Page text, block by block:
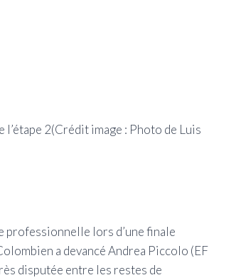
l’étape 2(Crédit image : Photo de Luis
professionnelle lors d’une finale
a devancé Andrea Piccolo (EF
disputée entre les restes de